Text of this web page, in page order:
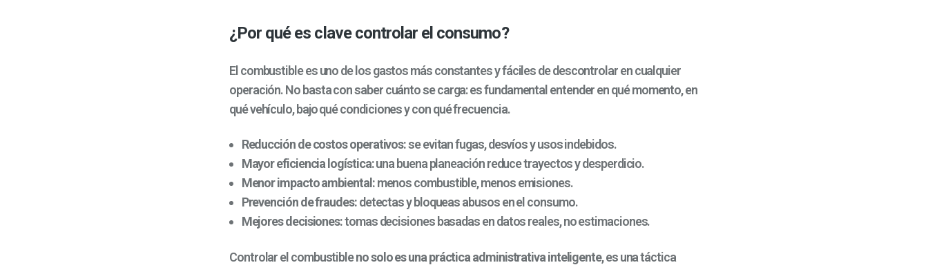
¿Por qué es clave controlar el consumo?
El combustible es uno de los gastos más constantes y fáciles de descontrolar en cualquier
operación. No basta con saber cuánto se carga: es fundamental entender en qué momento, en
qué vehículo, bajo qué condiciones y con qué frecuencia.
Reducción de costos operativos:se evitan fugas, desvíos y usos indebidos.
Mayor eficiencia logística:una buena planeación reduce trayectos y desperdicio.
Menor impacto ambiental:menos combustible, menos emisiones.
Prevención de fraudes:detectas y bloqueas abusos en el consumo.
Mejores decisiones:tomas decisiones basadas en datos reales, no estimaciones.
Controlar el combustibleno solo es una práctica administrativa inteligente, es una táctica